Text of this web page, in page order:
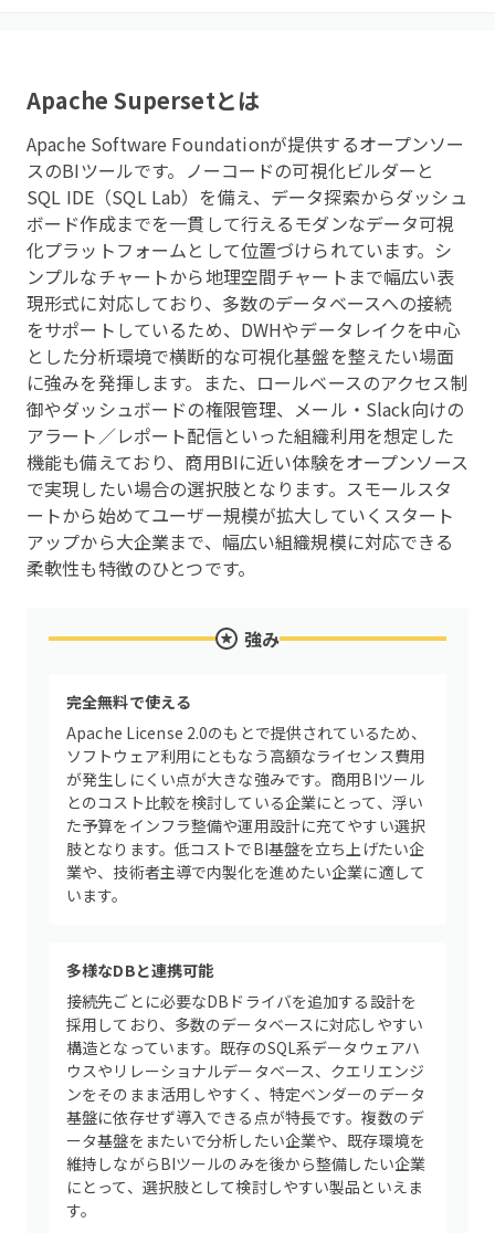
Apache Supersetとは
Apache Software Foundationが提供するオープンソー
スのBIツールです。ノーコードの可視化ビルダーと
SQL IDE（SQL Lab）を備え、データ探索からダッシュ
ボード作成までを一貫して行えるモダンなデータ可視
化プラットフォームとして位置づけられています。シ
ンプルなチャートから地理空間チャートまで幅広い表
現形式に対応しており、多数のデータベースへの接続
をサポートしているため、DWHやデータレイクを中心
とした分析環境で横断的な可視化基盤を整えたい場面
に強みを発揮します。また、ロールベースのアクセス制
御やダッシュボードの権限管理、メール・Slack向けの
アラート／レポート配信といった組織利用を想定した
機能も備えており、商用BIに近い体験をオープンソース
で実現したい場合の選択肢となります。スモールスタ
ートから始めてユーザー規模が拡大していくスタート
アップから大企業まで、幅広い組織規模に対応できる
柔軟性も特徴のひとつです。
強み
完全無料で使える
Apache License 2.0のもとで提供されているため、
ソフトウェア利用にともなう高額なライセンス費用
が発生しにくい点が大きな強みです。商用BIツール
とのコスト比較を検討している企業にとって、浮い
た予算をインフラ整備や運用設計に充てやすい選択
肢となります。低コストでBI基盤を立ち上げたい企
業や、技術者主導で内製化を進めたい企業に適して
います。
多様なDBと連携可能
接続先ごとに必要なDBドライバを追加する設計を
採用しており、多数のデータベースに対応しやすい
構造となっています。既存のSQL系データウェアハ
ウスやリレーショナルデータベース、クエリエンジ
ンをそのまま活用しやすく、特定ベンダーのデータ
基盤に依存せず導入できる点が特長です。複数のデ
ータ基盤をまたいで分析したい企業や、既存環境を
維持しながらBIツールのみを後から整備したい企業
にとって、選択肢として検討しやすい製品といえま
す。